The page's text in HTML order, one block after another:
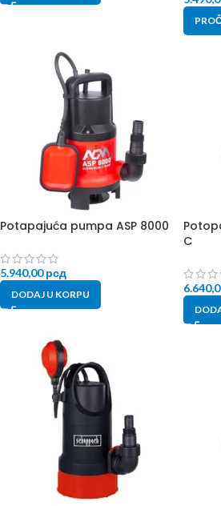
Potapajuća pumpa ASP 8000
5.940,00рсд
DODAJ U KORPU
C